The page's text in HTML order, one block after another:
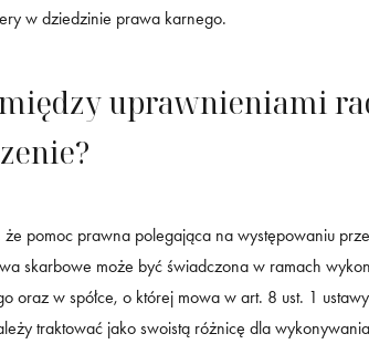
w dziedzinie prawa karnego.
uprawnieniami
pomoc prawna polegająca na występowaniu
skarbowe może być świadczona w ramach
oraz w spółce, o której mowa w art. 8 ust. 1
traktować jako swoistą różnicę dla